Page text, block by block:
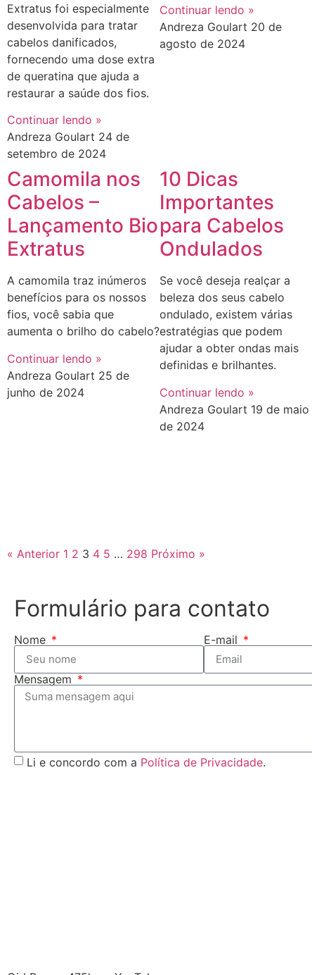
Extratus foi especialmente
desenvolvida para tratar
cabelos danificados,
fornecendo uma dose extra
de queratina que ajuda a
restaurar a saúde dos fios.
Continuar lendo »
Andreza Goulart 24 de
setembro de 2024
Continuar lendo »
Andreza Goulart 20 de
agosto de 2024
Camomila nos
Cabelos –
Lançamento Bio
Extratus
A camomila traz inúmeros
benefícios para os nossos
fios, você sabia que
aumenta o brilho do cabelo?
Continuar lendo »
Andreza Goulart 25 de
junho de 2024
10 Dicas
Importantes
para Cabelos
Ondulados
Se você deseja realçar a
beleza dos seus cabelo
ondulado, existem várias
estratégias que podem
ajudar a obter ondas mais
definidas e brilhantes.
Continuar lendo »
Andreza Goulart 19 de maio
de 2024
« Anterior 1 2 3 4 5 … 298 Próximo »
Formulário para contato
Nome E-mail
Mensagem
Li e concordo com a Política de Privacidade.